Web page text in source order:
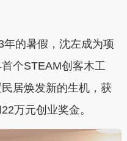
的暑假，沈左成为项
个STEAM创客木工
居焕发新的生机，获
万元创业奖金。